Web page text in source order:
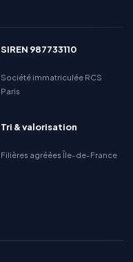
SIREN 987733110
Société immatriculée RCS
Paris
Tri & valorisation
Filières agréées Île-de-France